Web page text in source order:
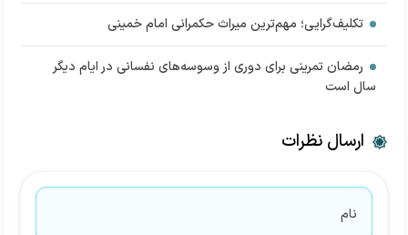
تکلیف‌گرایی؛ مهم‌ترین میراث حکمرانی امام خمینی
رمضان تمرینی برای دوری از وسوسه‌های نفسانی در ایام دیگر
سال است
ارسال نظرات